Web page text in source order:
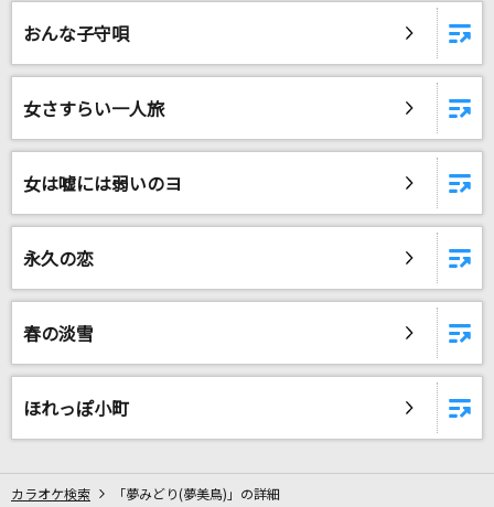
スピッツ
カメレオン
Ordinary Hero
SixTONES
[生音]Everything
Mr.Children
1991(ビデオクリップバージョン)
おんな子守唄
女さすらい一人旅
女は嘘には弱いのヨ
永久の恋
春の淡雪
ほれっぽ小町
カラオケ検索 「夢みどり(夢美鳥)」の詳細